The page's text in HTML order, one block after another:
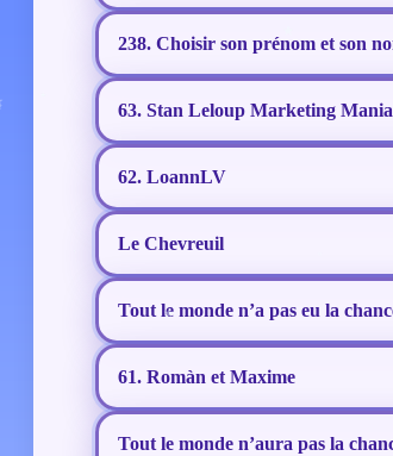
238. Choisir son prénom et son
63. Stan Leloup Marketing Mania
62. LoannLV
Le Chevreuil
Tout le monde n’a pas eu la
61. Romàn et Maxime
Tout le monde n’aura pas la